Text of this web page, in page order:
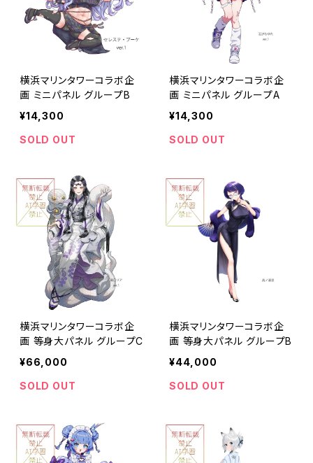
横浜マリンタワーコラボ企
画 ミニパネル グループB
¥14,300
SOLD OUT
横浜マリンタワーコラボ企
画 ミニパネル グループA
¥14,300
SOLD OUT
横浜マリンタワーコラボ企
画 等身大パネル グループC
¥66,000
SOLD OUT
横浜マリンタワーコラボ企
画 等身大パネル グループB
¥44,000
SOLD OUT